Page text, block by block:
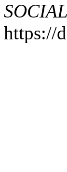
https://